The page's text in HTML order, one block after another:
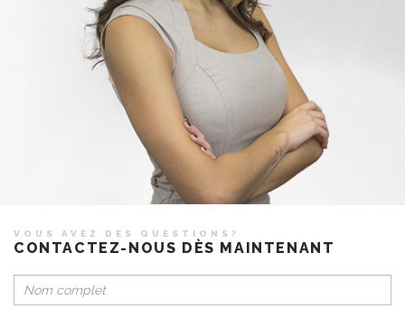
VOUS AVEZ DES QUESTIONS?
CONTACTEZ-NOUS DÈS MAINTENANT